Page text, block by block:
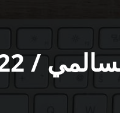
أدوات صحية ممتاز